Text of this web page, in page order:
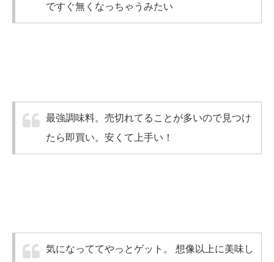
ですぐ無くなっちゃうみたい
最強調味料。売切れてることが多いので見つけ
たら即買い。安くて上手い！
気になっててやっとゲット。
想像以上に美味し